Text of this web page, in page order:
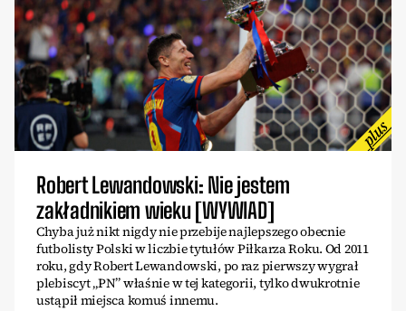
Robert Lewandowski: Nie jestem
zakładnikiem wieku [WYWIAD]
Chyba już nikt nigdy nie przebije najlepszego obecnie
futbolisty Polski w liczbie tytułów Piłkarza Roku. Od 2011
roku, gdy Robert Lewandowski, po raz pierwszy wygrał
plebiscyt „PN” właśnie w tej kategorii, tylko dwukrotnie
ustąpił miejsca komuś innemu.